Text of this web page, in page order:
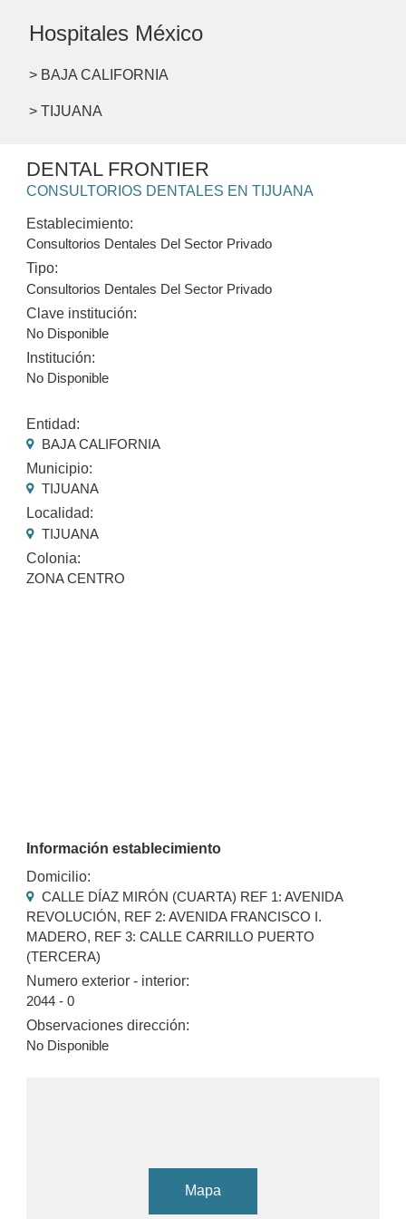
Hospitales México
> BAJA CALIFORNIA
> TIJUANA
DENTAL FRONTIER
CONSULTORIOS DENTALES EN TIJUANA
Establecimiento:
Consultorios Dentales Del Sector Privado
Tipo:
Consultorios Dentales Del Sector Privado
Clave institución:
No Disponible
Institución:
No Disponible
Entidad:
BAJA CALIFORNIA
Municipio:
TIJUANA
Localidad:
TIJUANA
Colonia:
ZONA CENTRO
Información establecimiento
Domicilio:
CALLE DÍAZ MIRÓN (CUARTA) REF 1: AVENIDA
REVOLUCIÓN, REF 2: AVENIDA FRANCISCO I.
MADERO, REF 3: CALLE CARRILLO PUERTO
(TERCERA)
Numero exterior - interior:
2044 - 0
Observaciones dirección:
No Disponible
Mapa